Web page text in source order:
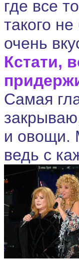
где все
такого
очень
Кстати,
Самая
и овощи.
ведь с